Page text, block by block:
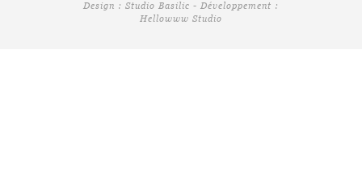
Design : Studio Basilic - Développement :
Hellowww Studio